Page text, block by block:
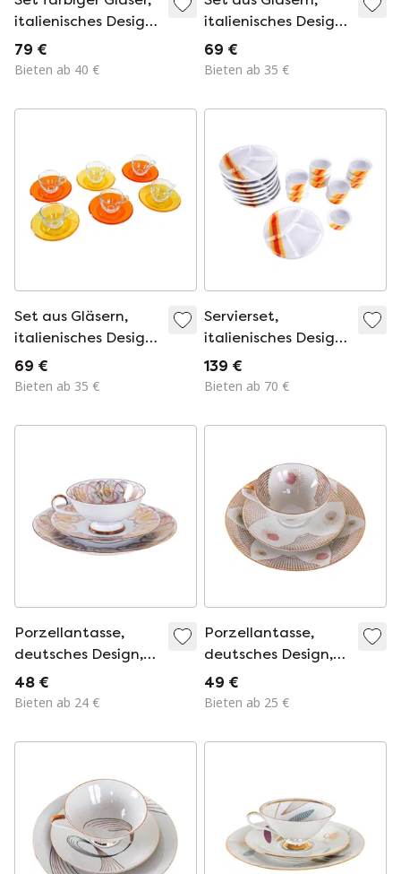
italienisches Design,
1960er Jahre,
hergestellt in Italien
79 €
Bieten ab 40 €
italienisches Design,
1970er Jahre,
hergestellt von
69 €
Bieten ab 35 €
Set aus Gläsern,
italienisches Design,
1970er Jahre,
hergestellt von
69 €
Bieten ab 35 €
Servierset,
italienisches Design,
1970er Jahre,
hergestellt in Italien
139 €
Bieten ab 70 €
Porzellantasse,
deutsches Design,
1960er Jahre,
hergestellt von
Bayern
48 €
Bieten ab 24 €
Porzellantasse,
deutsches Design,
1960er Jahre,
hergestellt in
49 €
Bieten ab 25 €